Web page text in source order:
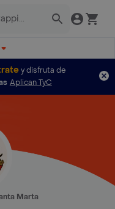
y disfruta de
Aplican TyC
Marta